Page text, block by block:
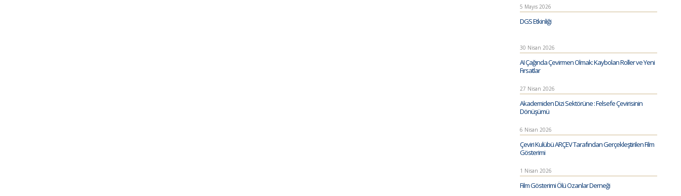
5 Mayıs 2026
DGS Etkinliği
30 Nisan 2026
AI Çağında Çevirmen Olmak: Kaybolan Roller ve Yeni
Fırsatlar
27 Nisan 2026
Akademiden Dizi Sektörüne : Felsefe Çevirisinin
Dönüşümü
6 Nisan 2026
Çeviri Kulübü ARÇEV Tarafından Gerçekleştirilen Film
Gösterimi
1 Nisan 2026
Film Gösterimi Ölü Ozanlar Derneği